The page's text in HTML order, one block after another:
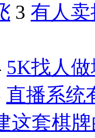
3 有人
5K找人
直播系统
这套棋